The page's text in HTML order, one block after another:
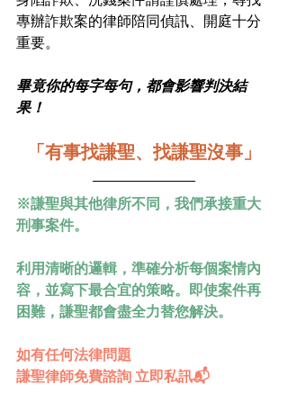
專辦詐欺案的律師陪同偵訊、開庭十分
重要。
畢竟你的每字每句，都會影響判決結
果！
「有事找謙聖、找謙聖沒事」
※謙聖與其他律所不同，我們承接重大
刑事案件。
利用清晰的邏輯，準確分析每個案情內
容，並寫下最合宜的策略。即使案件再
困難，謙聖都會盡全力替您解決。
如有任何法律問題
謙聖律師免費諮詢 立即私訊📬